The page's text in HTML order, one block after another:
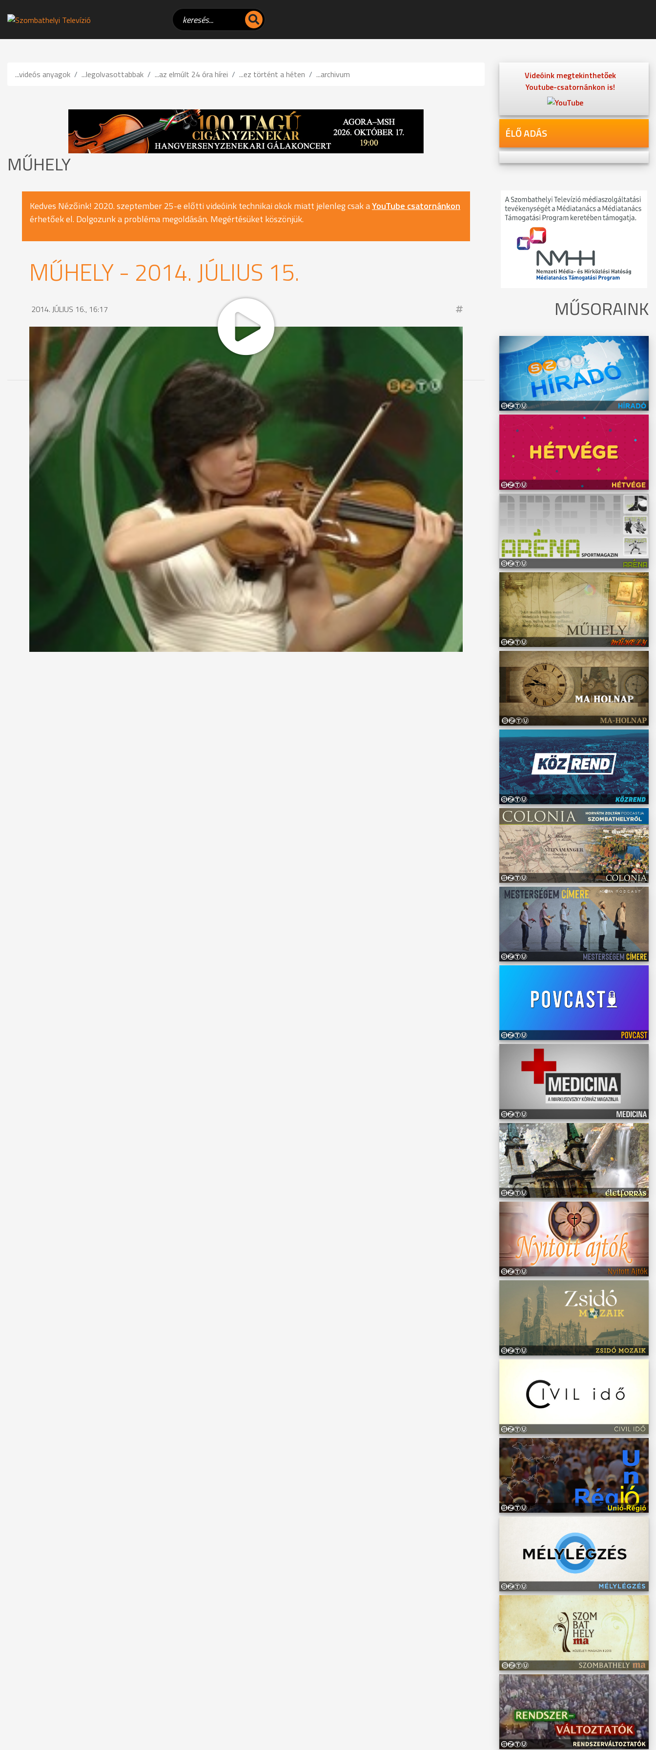
...videós anyagok ...legolvasottabbak ...az elmúlt 24 óra hírei ...ez történt a héten ...archivum
MŰHELY
Kedves Nézőink! 2020. szeptember 25-e előtti videóink technikai okok miatt jelenleg csak aYouTube csatornánkon
érhetőek el. Dolgozunk a probléma megoldásán. Megértésüket köszönjük.
MŰHELY - 2014. JÚLIUS 15.
2014. JÚLIUS 16., 16:17
MEGOSZTÁS
Videóink megtekinthetőek
Youtube-csatornánkon is!
ÉLŐ ADÁS
MŰSORAINK